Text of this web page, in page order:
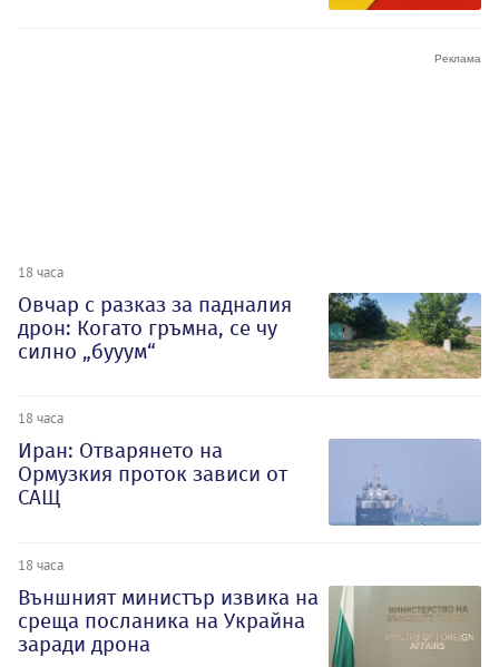
18 часа
Овчар с разказ за падналия
дрон: Когато гръмна, се чу
силно „бууум“
18 часа
Иран: Отварянето на
Ормузкия проток зависи от
САЩ
18 часа
Външният министър извика на
среща посланика на Украйна
заради дрона